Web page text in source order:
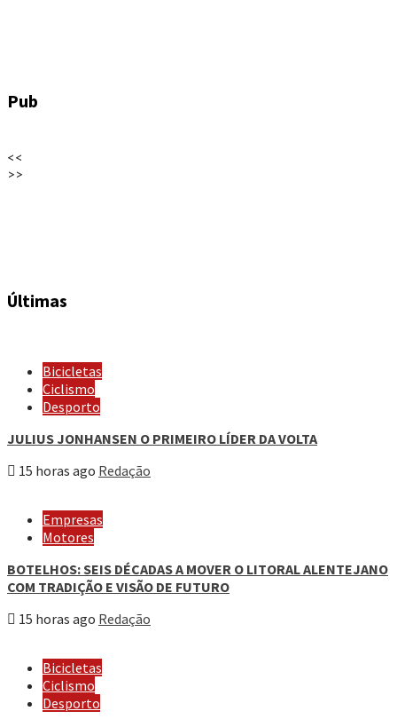
Pub
<<
>>
Últimas
Bicicletas
Ciclismo
Desporto
JULIUS JONHANSEN O PRIMEIRO LÍDER DA VOLTA
15 horas ago Redação
Empresas
Motores
BOTELHOS: SEIS DÉCADAS A MOVER O LITORAL ALENTEJANO
COM TRADIÇÃO E VISÃO DE FUTURO
15 horas ago Redação
Bicicletas
Ciclismo
Desporto